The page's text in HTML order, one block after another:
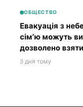
ОБЩЕСТВО
Евакуація з
сім’ю можуть
дозволено
3 дня тому